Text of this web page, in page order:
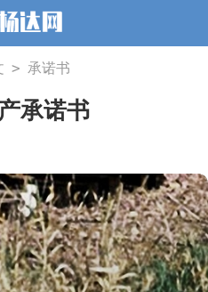
> 承诺书
承诺书